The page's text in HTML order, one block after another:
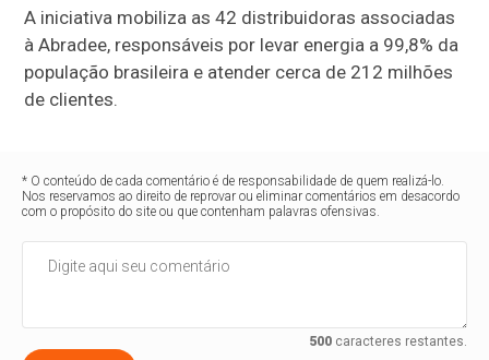
A iniciativa mobiliza as 42 distribuidoras associadas
à Abradee, responsáveis por levar energia a 99,8% da
população brasileira e atender cerca de 212 milhões
de clientes.
* O conteúdo de cada comentário é de responsabilidade de quem realizá-lo.
Nos reservamos ao direito de reprovar ou eliminar comentários em desacordo
com o propósito do site ou que contenham palavras ofensivas.
500caracteres restantes.